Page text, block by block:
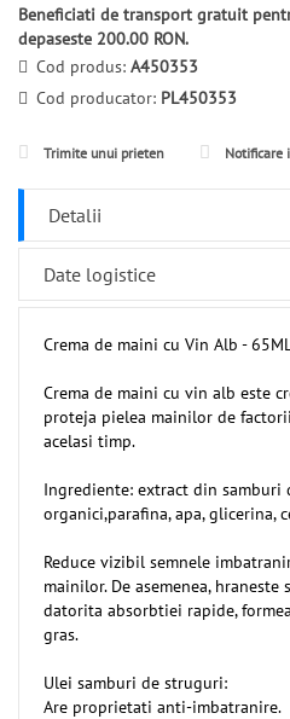
Beneficiati de transport gratuit
depaseste 200.00 RON.
Cod produs: A450353
Cod producator: PL450353
Trimite unui prieten Notificare
Detalii
Date logistice
Crema de maini cu Vin Alb -
Crema de maini cu vin alb este
proteja pielea mainilor de
acelasi timp.
Ingrediente: extract din samburi
organici,parafina, apa, glicerina,
Reduce vizibil semnele
mainilor. De asemenea,
datorita absorbtiei rapide,
gras.
Ulei samburi de struguri:
Are proprietati anti-imbatranire.